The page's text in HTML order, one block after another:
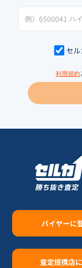
セ
利用規約
バイヤーに
査定提携店